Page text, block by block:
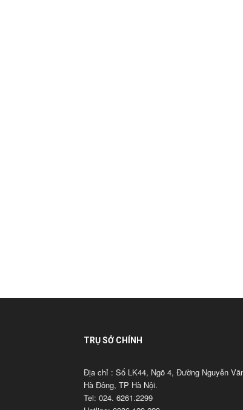
TRỤ SỞ CHÍNH
Địa chỉ : Số LK44, Ngõ 4, Đường Nguyễn
Hà Đông, TP Hà Nội.
Tel: 024. 6261.2299